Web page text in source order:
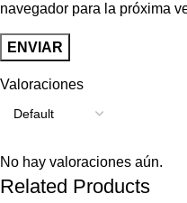
Valoraciones
No hay valoraciones aún.
navegador para la próxima
Related Products